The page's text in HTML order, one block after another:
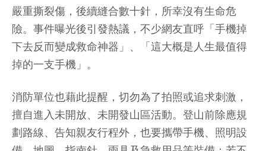
嚴重撕裂傷，後續縫合數十針，所幸沒有生命危
險。事件曝光後引發熱議，不少網友直呼「手機掉
下去反而變成救命神器」、「這大概是人生最值得
掉的一支手機」。
消防單位也藉此提醒，切勿為了拍照或追求刺激，
擅自進入未開放、未開發山區活動。登山前除應規
劃路線、告知親友行程外，也要攜帶手機、照明設